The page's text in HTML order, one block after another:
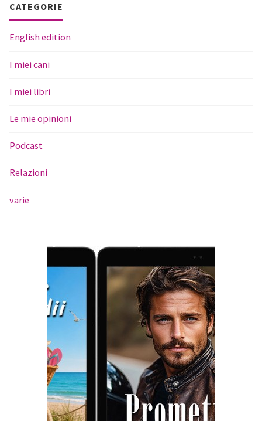
CATEGORIE
English edition
I miei cani
I miei libri
Le mie opinioni
Podcast
Relazioni
varie